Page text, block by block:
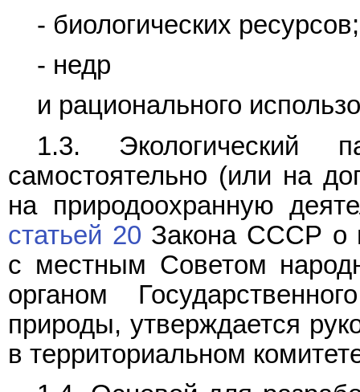
- биологических ресурсов;
- недр
и рационального
1.3. Экологический
самостоятельно (или на
на природоохранную
статьей 20 Закона СССР о
с местным Советом
органом
природы, утверждается
в территориальном